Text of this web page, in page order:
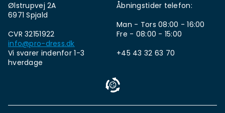
Ølstrupvej 2A
6971 Spjald
CVR 32151922
info@pro-dress.dk
Vi svarer indenfor 1-3
hverdage
Åbningstider telefon:
Man - Tors 08:00 - 16:00
Fre - 08:00 - 15:00
+45 43 32 63 70